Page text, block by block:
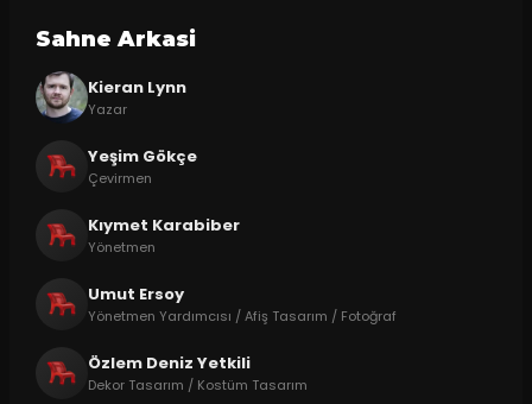
Sahne Arkasi
Kieran Lynn
Yazar
Yeşim Gökçe
Çevirmen
Kıymet Karabiber
Yönetmen
Umut Ersoy
Yönetmen Yardımcısı / Afiş Tasarım / Fotoğraf
Özlem Deniz Yetkili
Dekor Tasarım / Kostüm Tasarım